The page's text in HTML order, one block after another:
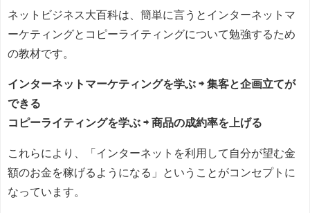
ネットビジネス大百科は、簡単に言うとインターネットマ
ーケティングとコピーライティングについて勉強するため
の教材です。
インターネットマーケティングを学ぶ ⇨ 集客と企画立てが
できる
コピーライティングを学ぶ ⇨ 商品の成約率を上げる
これらにより、「インターネットを利用して自分が望む金
額のお金を稼げるようになる」ということがコンセプトに
なっています。